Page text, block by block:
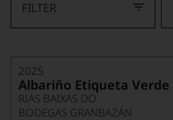
FILTER
2025
Albariño Etiqueta Verde
RIAS BAIXAS DO
BODEGAS GRANBAZÁN